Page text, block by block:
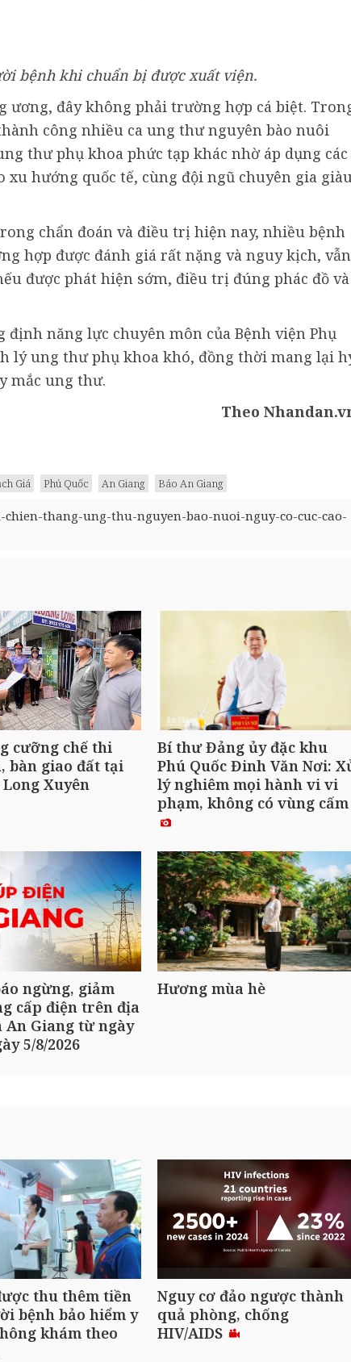
bệnh khi chuẩn bị được xuất viện.
ương, đây không phải trường hợp cá biệt.
công nhiều ca ung thư nguyên bào nuôi
thư phụ khoa phức tạp khác nhờ áp dụng các
hướng quốc tế, cùng đội ngũ chuyên gia
chẩn đoán và điều trị hiện nay, nhiều bệnh
hợp được đánh giá rất nặng và nguy kịch, vẫn
được phát hiện sớm, điều trị đúng phác đồ và
định năng lực chuyên môn của Bệnh viện Phụ
lý ung thư phụ khoa khó, đồng thời mang lại
mắc ung thư.
Theo
Giá Phú Quốc An Giang Báo An Giang
thang-ung-thu-nguyen-bao-nuoi-nguy-co-cuc-cao-
cưỡng chế thi
bàn giao đất tại
Xuyên
Bí thư Đảng ủy đặc khu
Phú Quốc Đinh Văn Nơi:
lý nghiêm mọi hành vi vi
phạm, không có vùng
ngừng, giảm
cấp điện trên địa
An Giang từ ngày
5/8/2026
Hương mùa hè
thu thêm tiền
bệnh bảo hiểm y
khám theo
Nguy cơ đảo ngược thành
quả phòng, chống
HIV/AIDS